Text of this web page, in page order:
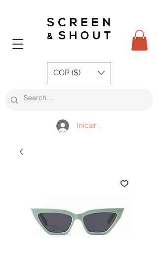
Iniciar sesión
COP ($)